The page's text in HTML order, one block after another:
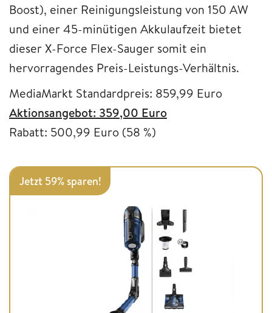
Boost), einer Reinigungsleistung von 150 AW
und einer 45-minütigen Akkulaufzeit bietet
dieser X-Force Flex-Sauger somit ein
hervorragendes Preis-Leistungs-Verhältnis.
MediaMarkt Standardpreis: 859,99 Euro
Aktionsangebot: 359,00 Euro
Rabatt: 500,99 Euro (58 %)
Jetzt 59% sparen!